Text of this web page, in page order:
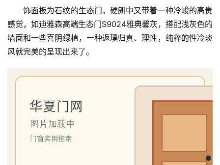
饰面板为石纹的生态门，硬朗中又带着一种冷峻的高贵
感觉，如迪雅森高端生态门S9024雅典馨灰，搭配浅灰色的
墙面和一些喜阴绿植，一种返璞归真、理性，纯粹的性冷淡
风就完美的呈现出来了。